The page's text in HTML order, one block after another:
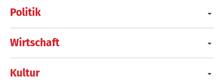
Politik
Wirtschaft
Kultur